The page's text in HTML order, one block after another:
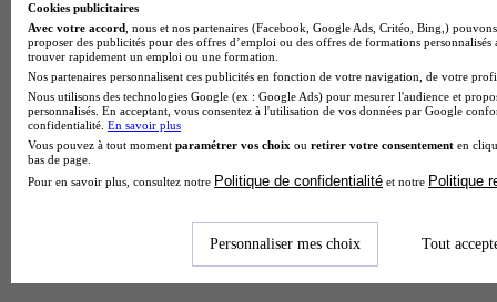
BTS Ndrc en alternance
BTS Sam en alternance
Cap Fleuriste en alternance
BTS Sio en alternance
MSc Marketing Digital en alternance
BTS Gpme en alternance
Cap Electricien en alternance
BTS Gpn en alternance
BTS Domotique en alternance
BAC Pro Agora en alternance
BTS Tpl en alternance
BTS Ati en alternance
Cookies publicitaires
Avec votre accord , nous et nos partenaires (Facebook, Google Ads, Critéo, Bing,)
proposer des publicités pour des offres d’emploi ou des offres de formations
trouver rapidement un emploi ou une formation.
Nos partenaires personnalisent ces publicités en fonction de votre navigation, de votre
Nous utilisons des technologies Google (ex : Google Ads) pour mesurer l'audience et
personnalisés. En acceptant, vous consentez à l'utilisation de vos données par Google
confidentialité. En savoir plus
Vous pouvez à tout moment paramétrer vos choix ou retirer votre consentement en
bas de page.
Pour en savoir plus, consultez notre Politique de confidentialité et notre Politique
Personnaliser mes choix Tout